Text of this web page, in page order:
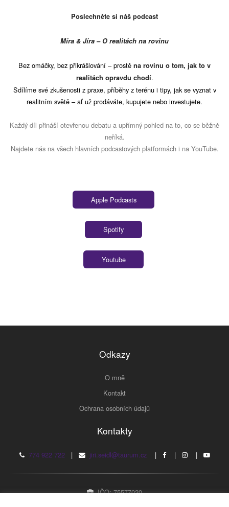
Poslechněte si náš podcast
Míra & Jíra – O realitách na rovinu
Bez omáčky, bez přikrášlování – prostě na rovinu o tom, jak to v
realitách opravdu chodí.
Sdílíme své zkušenosti z praxe, příběhy z terénu i tipy, jak se vyznat v
realitním světě – ať už prodáváte, kupujete nebo investujete.
Každý díl přináší otevřenou debatu a upřímný pohled na to, co se běžně
neříká.
Najdete nás na všech hlavních podcastových platformách i na YouTube.
Apple Podcasts
Spotify
Youtube
Odkazy
O mně
Kontakt
Ochrana osobních údajů
Kontakty
774 922 722| jiri.seidl@taurum.cz| | |
IČO: 75577020